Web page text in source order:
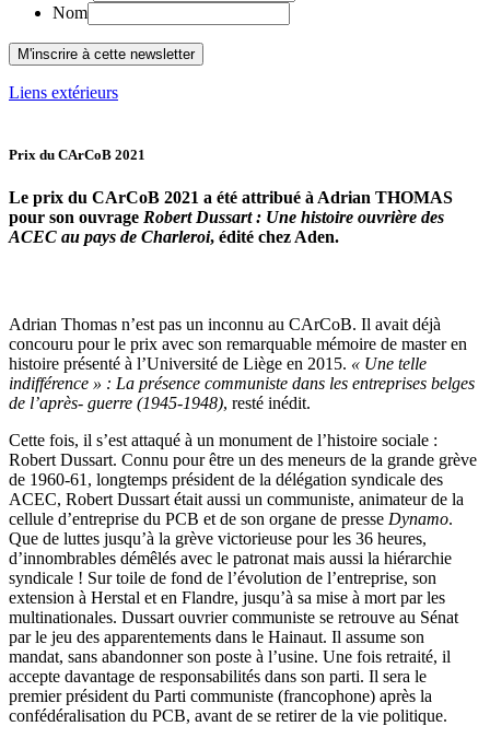
Nom
Liens extérieurs
Prix du CArCoB 2021
Le prix du CArCoB 2021 a été attribué à Adrian THOMAS
pour son ouvrage Robert Dussart : Une histoire ouvrière des
ACEC au pays de Charleroi, édité chez Aden.
Adrian Thomas n’est pas un inconnu au CArCoB. Il avait déjà
concouru pour le prix avec son remarquable mémoire de master en
histoire présenté à l’Université de Liège en 2015. « Une telle
indifférence » : La présence communiste dans les entreprises belges
de l’après- guerre (1945-1948), resté inédit.
Cette fois, il s’est attaqué à un monument de l’histoire sociale :
Robert Dussart. Connu pour être un des meneurs de la grande grève
de 1960-61, longtemps président de la délégation syndicale des
ACEC, Robert Dussart était aussi un communiste, animateur de la
cellule d’entreprise du PCB et de son organe de presse Dynamo.
Que de luttes jusqu’à la grève victorieuse pour les 36 heures,
d’innombrables démêlés avec le patronat mais aussi la hiérarchie
syndicale ! Sur toile de fond de l’évolution de l’entreprise, son
extension à Herstal et en Flandre, jusqu’à sa mise à mort par les
multinationales. Dussart ouvrier communiste se retrouve au Sénat
par le jeu des apparentements dans le Hainaut. Il assume son
mandat, sans abandonner son poste à l’usine. Une fois retraité, il
accepte davantage de responsabilités dans son parti. Il sera le
premier président du Parti communiste (francophone) après la
confédéralisation du PCB, avant de se retirer de la vie politique.